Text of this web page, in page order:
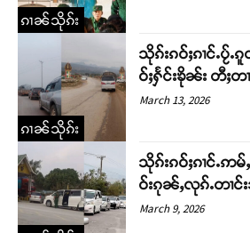
တႃႇႁႂ်ႈသဵင်ၵၢင်ၸႂ်ၵူၼ်းမိူင်း ၵူႈတီ
တ်ႇ တူဝ်ႈလုမ်ႈၾႃႉၼၼ်ႉ ၶဝ်ႈႁူမ်ႈ
ဝ်ႇၽူႈတွႆႇႁွၵ်ႈ လႆႈယူႇၶႃႈဢ
Donate Now
ၵၢၼ်သိုၵ်း
ၵၢၼ်သိုၵ်း
သိုၵ်းၵဝ်ႈၵၢင်ႉပႂ်ႉ
ဝ်ႈႁႅင်းၶိုၼ်း တီႈတ
March 13, 2026
သိုၵ်းၵဝ်ႈၵၢင်ႉဢ
ဝ်းၵုၼ်ႇလုၵ်ႉတၢင်
March 9, 2026